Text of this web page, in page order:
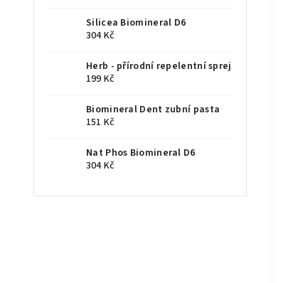
Silicea Biomineral D6
304 Kč
Herb - přírodní repelentní sprej
199 Kč
Biomineral Dent zubní pasta
151 Kč
Nat Phos Biomineral D6
304 Kč